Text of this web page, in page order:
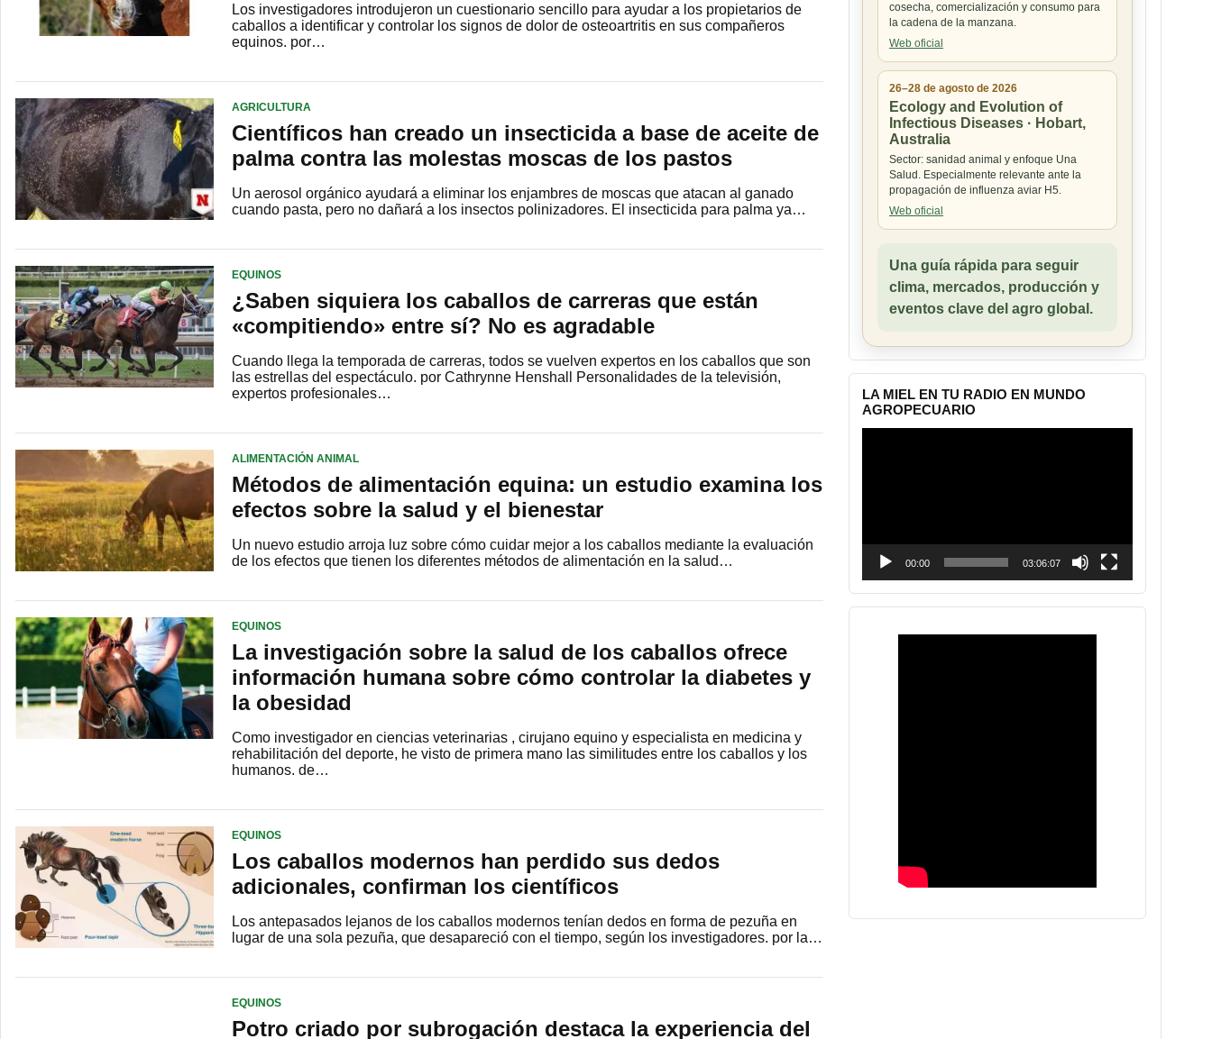
Los investigadores introdujeron un cuestionario sencillo para ayudar a los propietarios de
caballos a identificar y controlar los signos de dolor de osteoartritis en sus compañeros
equinos. por…
AGRICULTURA
Científicos han creado un insecticida a base de aceite de
palma contra las molestas moscas de los pastos
Un aerosol orgánico ayudará a eliminar los enjambres de moscas que atacan al ganado
cuando pasta, pero no dañará a los insectos polinizadores. El insecticida para palma ya…
EQUINOS
¿Saben siquiera los caballos de carreras que están
«compitiendo» entre sí? No es agradable
Cuando llega la temporada de carreras, todos se vuelven expertos en los caballos que son
las estrellas del espectáculo. por Cathrynne Henshall Personalidades de la televisión,
expertos profesionales…
ALIMENTACIÓN ANIMAL
Métodos de alimentación equina: un estudio examina los
efectos sobre la salud y el bienestar
Un nuevo estudio arroja luz sobre cómo cuidar mejor a los caballos mediante la evaluación
de los efectos que tienen los diferentes métodos de alimentación en la salud…
EQUINOS
La investigación sobre la salud de los caballos ofrece
información humana sobre cómo controlar la diabetes y
la obesidad
Como investigador en ciencias veterinarias , cirujano equino y especialista en medicina y
rehabilitación del deporte, he visto de primera mano las similitudes entre los caballos y los
humanos. de…
EQUINOS
Los caballos modernos han perdido sus dedos
adicionales, confirman los científicos
Los antepasados ​​lejanos de los caballos modernos tenían dedos en forma de pezuña en
lugar de una sola pezuña, que desapareció con el tiempo, según los investigadores. por la…
EQUINOS
Potro criado por subrogación destaca la experiencia del
cosecha, comercialización y consumo para
la cadena de la manzana.
Web oficial
26–28 de agosto de 2026
Ecology and Evolution of
Infectious Diseases · Hobart,
Australia
Sector: sanidad animal y enfoque Una
Salud. Especialmente relevante ante la
propagación de influenza aviar H5.
Web oficial
Una guía rápida para seguir
clima, mercados, producción y
eventos clave del agro global.
LA MIEL EN TU RADIO EN MUNDO
AGROPECUARIO
00:00 03:06:07